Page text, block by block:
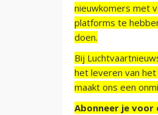
nieuwkomers met
platforms te
doen.
Bij
het leveren van
maakt ons een
Abonneer je voor